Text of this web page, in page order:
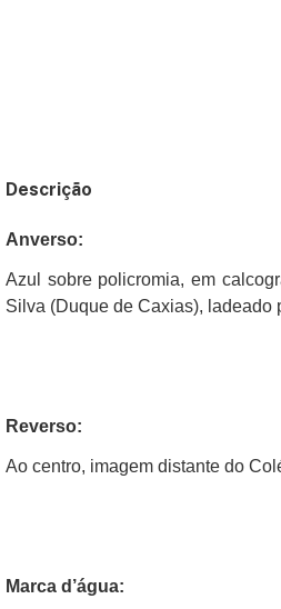
Descrição
Anverso:
Azul sobre policromia, em
Silva (Duque de Caxias), ladeado
Reverso:
Ao centro, imagem distante do
Marca d’água: